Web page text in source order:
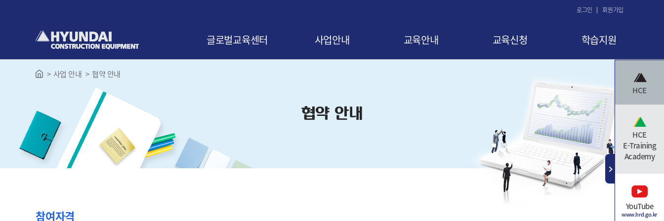
기
로그인 회원가입
글로벌교육센터 사업안내
협약기업 조회
교육안내 교육신청 학습지원
FAQ
Q&A
자료실
사업 안내 협약 안내
협약 안내
참여자격
HCE
HCE
E-Training
Academy
YouTube
www.hrd.go.kr